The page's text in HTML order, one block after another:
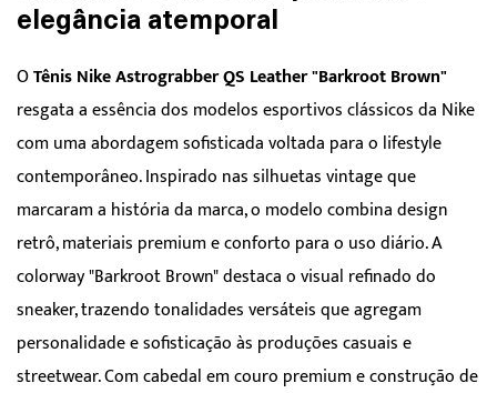
elegância atemporal
OTênis Nike Astrograbber QS Leather "Barkroot Brown"
resgata a essência dos modelos esportivos clássicos da Nike
com uma abordagem sofisticada voltada para o lifestyle
contemporâneo. Inspirado nas silhuetas vintage que
marcaram a história da marca, o modelo combina design
retrô, materiais premium e conforto para o uso diário. A
colorway "Barkroot Brown" destaca o visual refinado do
sneaker, trazendo tonalidades versáteis que agregam
personalidade e sofisticação às produções casuais e
streetwear. Com cabedal em couro premium e construção de